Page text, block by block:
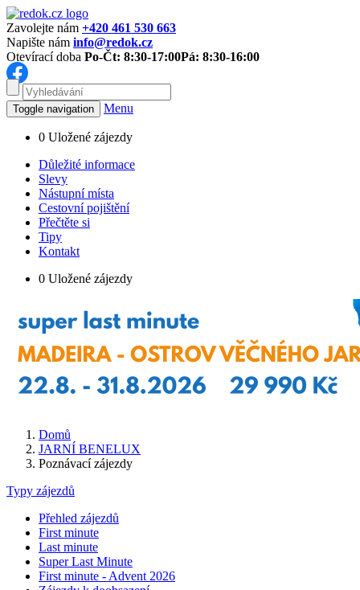
Zavolejte nám +420 461 530 663
Napište nám info@redok.cz
Otevírací doba Po-Čt: 8:30-17:00Pá: 8:30-16:00
Toggle navigation Menu
0 Uložené zájezdy
Důležité informace
Slevy
Nástupní místa
Cestovní pojištění
Přečtěte si
Tipy
Kontakt
0 Uložené zájezdy
Domů
JARNÍ BENELUX
Poznávací zájezdy
Typy zájezdů
Přehled zájezdů
First minute
Last minute
Super Last Minute
First minute - Advent 2026